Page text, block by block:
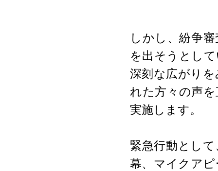
しかし、紛争
を出そうとし
深刻な広がり
れた方々の声
実施します。
緊急行動とし
幕、マイクア